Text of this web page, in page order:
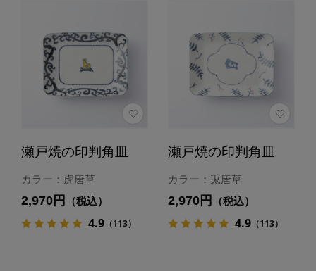
瀬戸焼の印判角皿
カラー：虎唐草
2,970円 （税込）
4.9（113）
瀬戸焼の印判角皿
カラー：兎唐草
2,970円 （税込）
4.9（113）